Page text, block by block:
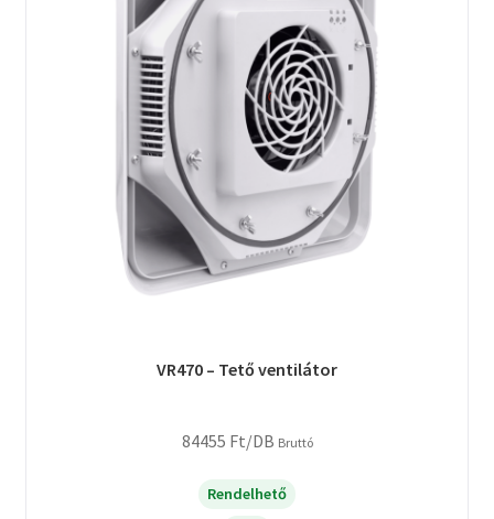
VR470 – Tető ventilátor
84455 Ft/DB Bruttó
Rendelhető